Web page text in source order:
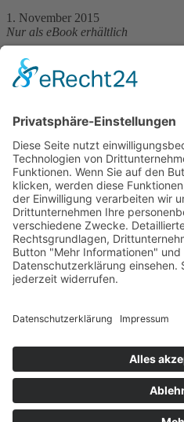
1. November 2015
Nur als eBook erhältlich
Print 4,99 € / E-Book 4,99 €
mehr Infos …
Jette Johnsberg
Witwe Meier und das
6. Juli 2016
Print on Demand
288 Seiten, 12 x 20 cm
Print 16,– € / E-Book 8,99 €
AGB
Sitemap